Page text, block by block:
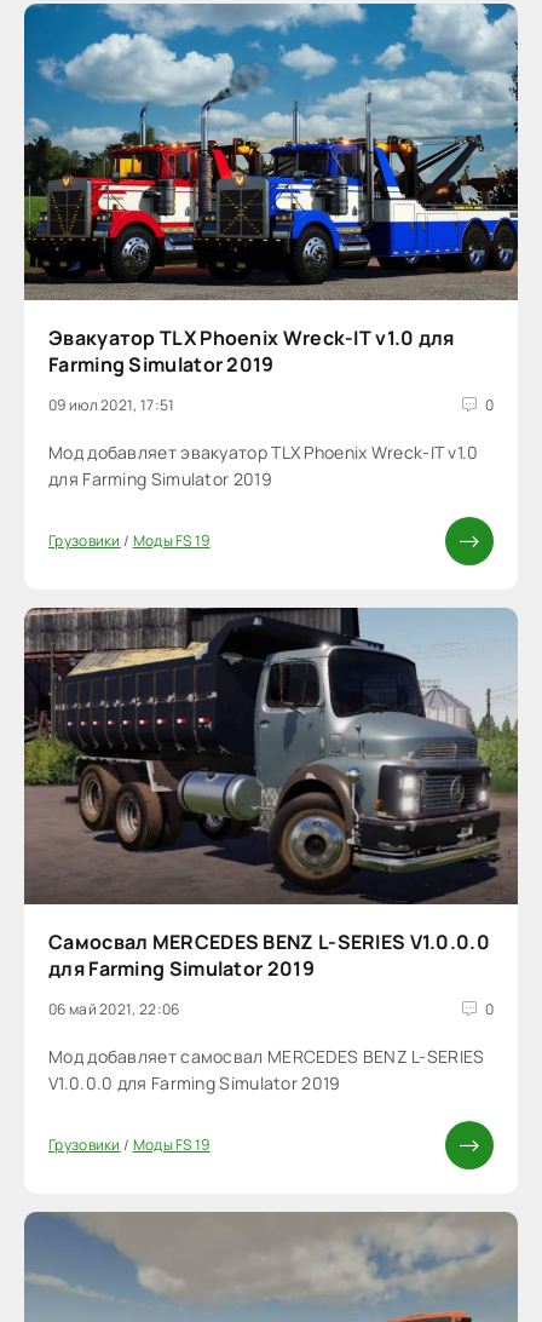
Эвакуатор TLX Phoenix Wreck-IT v1.0 для
Farming Simulator 2019
09 июл 2021, 17:51 0
Мод добавляет эвакуатор TLX Phoenix Wreck-IT v1.0
для Farming Simulator 2019
Грузовики / Моды FS 19
Самосвал MERCEDES BENZ L-SERIES V1.0.0.0
для Farming Simulator 2019
06 май 2021, 22:06 0
Мод добавляет самосвал MERCEDES BENZ L-SERIES
V1.0.0.0 для Farming Simulator 2019
Грузовики / Моды FS 19